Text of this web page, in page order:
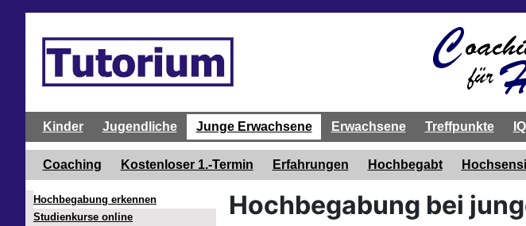
Kinder Jugendliche Junge Erwachsene Erwachsene Treffpunkte IQ
Coaching Kostenloser 1.-Termin Erfahrungen Hochbegabt
Hochbegabung bei
Hochbegabung erkennen
Studienkurse online